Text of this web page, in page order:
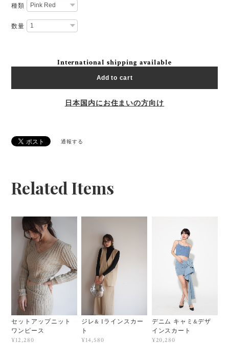
種類
数量
International shipping available
Add to cart
日本国内にお住まいの方向け
通報する
Related Items
セットアップニット
ワンピース
¥12,280
ジレ& Iラインスカー
ト
¥14,580
デニム キャミ&デザ
インスカート
¥20,280